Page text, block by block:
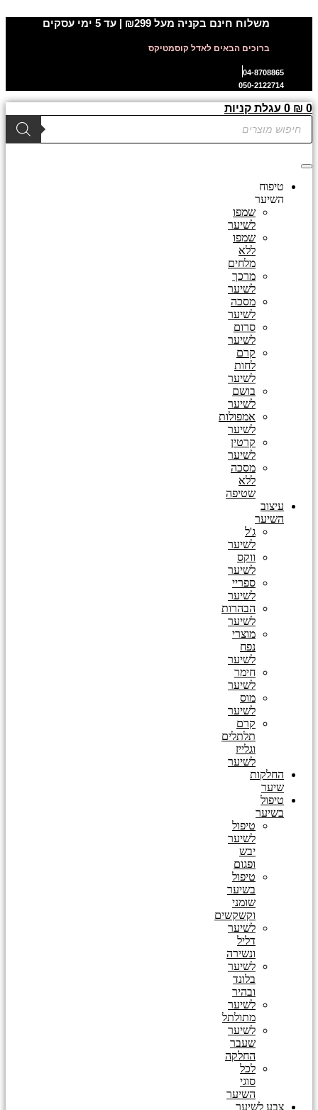
דלג
משלוח חינם בקניה מעל ₪299 | עד 5 ימי עסקים
ברוכים הבאים לאדל קוסמטיקס
04-8708865
050-2122714
₪ 0
0 עגלת קניות
Products
search
טיפוח
השיער
שמפו
לשיער
שמפו
ללא
מלחים
מרכך
לשיער
מסכה
לשיער
סרום
לשיער
קרם
לחות
לשיער
בושם
לשיער
אמפולות
לשיער
קרטין
לשיער
מסכה
ללא
שטיפה
עיצוב
השיער
ג'ל
לשיער
ווקס
לשיער
ספריי
לשיער
הבהרות
לשיער
מוצרי
נפח
לשיער
חימר
לשיער
מוס
לשיער
קרם
תלתלים
וגלייז
לשיער
החלקות
שיער
טיפול
בשיער
טיפול
לשיער
יבש
ופגום
טיפול
בשיער
שומני
וקשקשים
לשיער
דליל
ונשירה
לשיער
בלונד
ובהיר
לשיער
מתולתל
לשיער
שעבר
החלקה
לכל
סוגי
השיער
צבע לשיער